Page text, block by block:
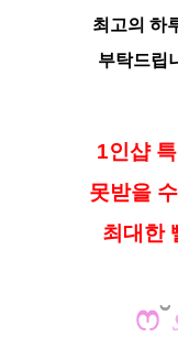
최고의 하
부탁드립
1인샵
못받을
최대한
ෆ˘